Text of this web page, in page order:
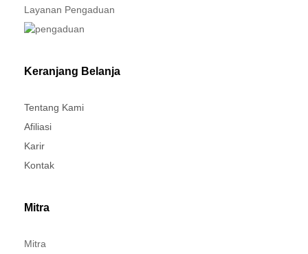
Layanan Pengaduan
Keranjang Belanja
Tentang Kami
Afiliasi
Karir
Kontak
Mitra
Mitra